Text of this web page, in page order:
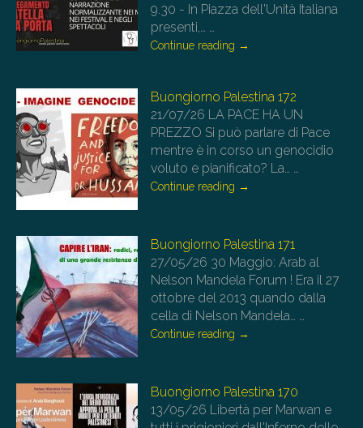
9.30 - In Piazza dell'Unità Italiana
presenti,… …
Continue reading →
Buongiorno Palestina 172
21/07/26 LA PACE HA UN
PREZZO Si può parlare di Pace
mentre è in corso un genocidio
voluto e pianificato? La… …
Continue reading →
Buongiorno Palestina 171
27/05/26 30 Maggio: Arab al
Nelson Mandela Forum ! Era il 27
ottobre del 2013 quando dalla
cella di Nelson Mandela… …
Continue reading →
Buongiorno Palestina 170
13/05/26 Libertà per Marwan e